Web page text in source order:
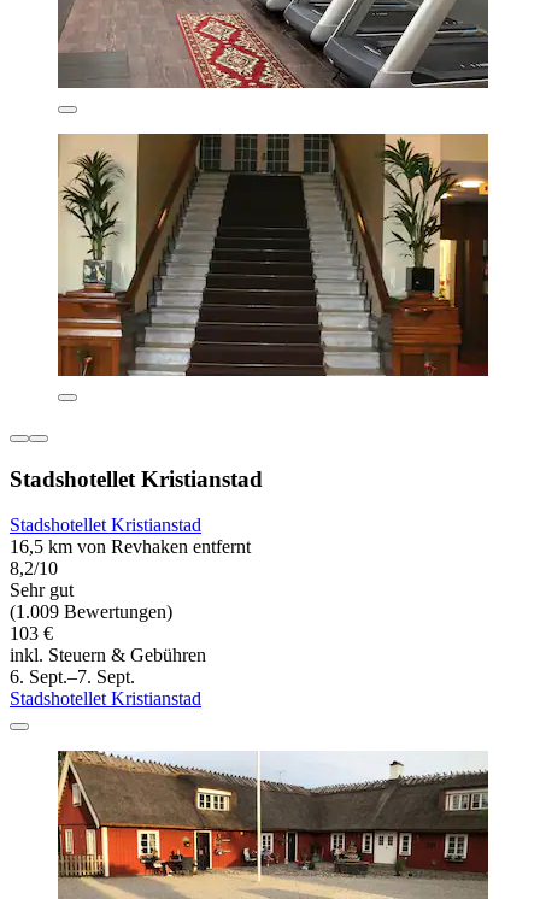
Stadshotellet Kristianstad
Stadshotellet Kristianstad
16,5 km von Revhaken entfernt
8,2/10
Sehr gut
(1.009 Bewertungen)
103 €
inkl. Steuern & Gebühren
6. Sept.–7. Sept.
Stadshotellet Kristianstad